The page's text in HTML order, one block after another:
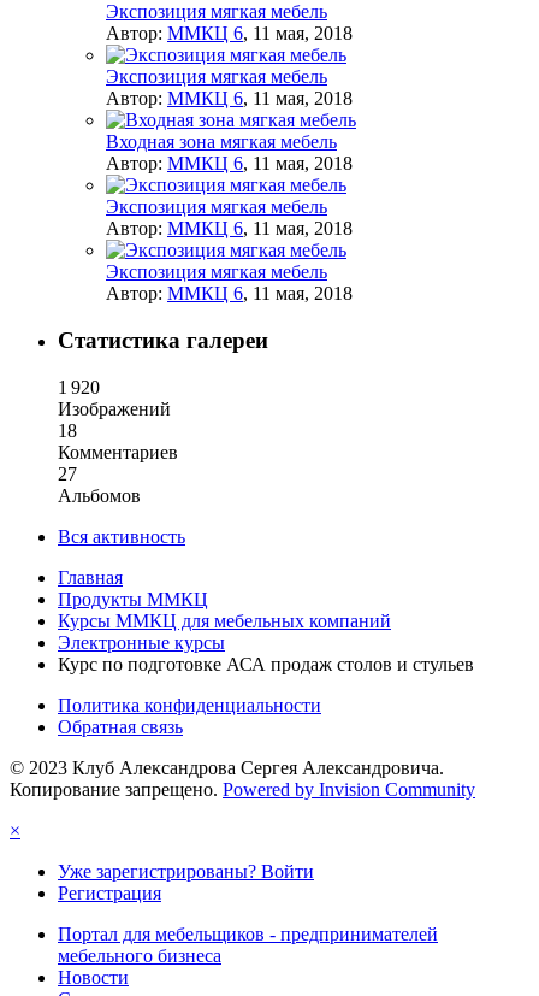
Экспозиция мягкая мебель
Автор: ММКЦ 6, 11 мая, 2018
Экспозиция мягкая мебель
Автор: ММКЦ 6, 11 мая, 2018
Входная зона мягкая мебель
Автор: ММКЦ 6, 11 мая, 2018
Экспозиция мягкая мебель
Автор: ММКЦ 6, 11 мая, 2018
Экспозиция мягкая мебель
Автор: ММКЦ 6, 11 мая, 2018
Статистика галереи
1 920
Изображений
18
Комментариев
27
Альбомов
Вся активность
Главная
Продукты ММКЦ
Курсы ММКЦ для мебельных компаний
Электронные курсы
Курс по подготовке АСА продаж столов и стульев
Политика конфиденциальности
Обратная связь
© 2023 Клуб Александрова Сергея Александровича.
Копирование запрещено. Powered by Invision Community
×
Уже зарегистрированы? Войти
Регистрация
Портал для мебельщиков - предпринимателей
мебельного бизнеса
Новости